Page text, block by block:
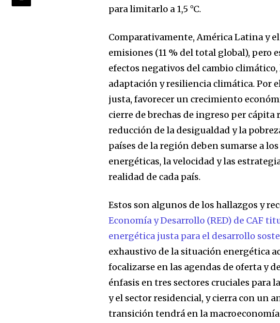
para limitarlo a 1,5 °C.
Comparativamente, América Latina y
emisiones (11 % del total global), pero
efectos negativos del cambio climático,
adaptación y resiliencia climática. Por
justa, favorecer un crecimiento
cierre de brechas de ingreso per
reducción de la desigualdad y la
países de la región deben sumarse a
energéticas, la velocidad y las
realidad de cada país.
Estos son algunos de los hallazgos y
Economía y Desarrollo (RED) de CAF
energética justa para el desarrollo
exhaustivo de la situación energética
focalizarse en las agendas de oferta y
énfasis en tres sectores cruciales para
y el sector residencial, y cierra con un
transición tendrá en la